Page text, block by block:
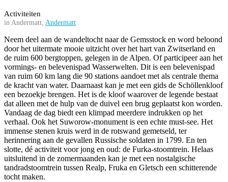
Activiteiten
in Andermatt, Andermatt
Neem deel aan de wandeltocht naar de Gemsstock en word beloond
door het uitermate mooie uitzicht over het hart van Zwitserland en
de ruim 600 bergtoppen, gelegen in de Alpen. Of participeer aan het
vormings- en belevenispad Wasserwelten. Dit is een belevenispad
van ruim 60 km lang die 90 stations aandoet met als centrale thema
de kracht van water. Daarnaast kan je met een gids de Schöllenkloof
een bezoekje brengen. Het is de kloof waarover de legende bestaat
dat alleen met de hulp van de duivel een brug geplaatst kon worden.
Vandaag de dag biedt een klimpad meerdere indrukken op het
verhaal. Ook het Suworow-monument is een echte must-see. Het
immense stenen kruis werd in de rotswand gemetseld, ter
herinnering aan de gevallen Russische soldaten in 1799. En ten
slotte, dé activiteit voor jong en oud: de Furka-stoomtrein. Helaas
uitsluitend in de zomermaanden kan je met een nostalgische
tandradstoomtrein tussen Realp, Fruka en Gletsch een schitterende
tocht maken.